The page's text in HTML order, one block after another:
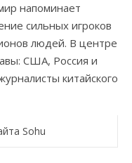
напоминает
сильных игроков
людей. В центре
США, Россия и
китайского
Sohu